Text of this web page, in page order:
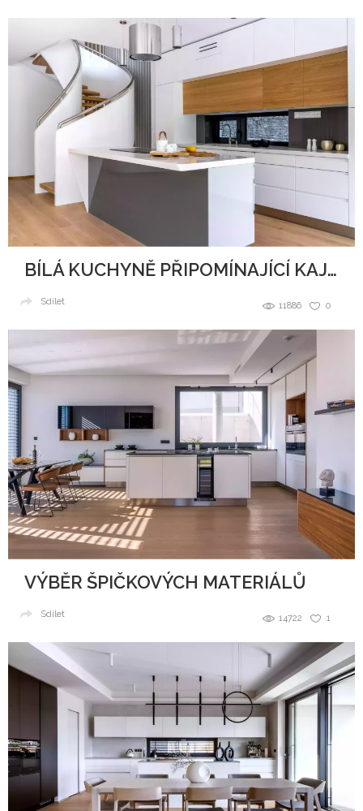
BÍLÁ KUCHYNĚ PŘIPOMÍNAJÍCÍ KAJUTU NA LODI
0
11886
Sdílet
VÝBĚR ŠPIČKOVÝCH MATERIÁLŮ
1
14722
Sdílet